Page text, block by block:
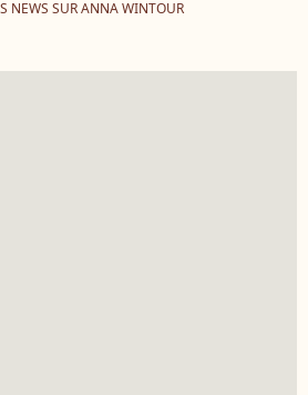
NEWS SUR ANNA WINTOUR